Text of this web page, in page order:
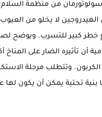
سولوتورمان من منظمة
لا يخلو من
خطر كبير للتسرب. ويوضح
الكربون. وتتطلب مرحلة
بنية تحتية يمكن أن يكون